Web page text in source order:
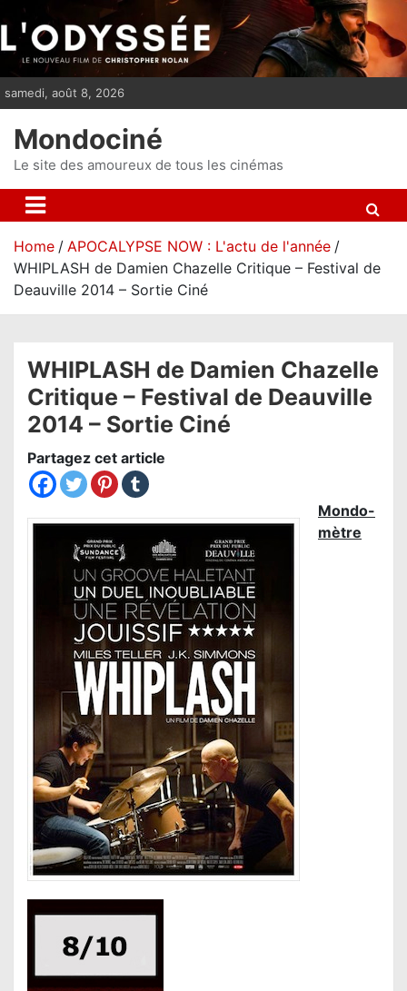
i
p
n
samedi, août 8, 2026
Mondociné
Le site des amoureux de tous les cinémas
Home
APOCALYPSE NOW : L'actu de l'année
WHIPLASH de Damien Chazelle Critique – Festival de
Deauville 2014 – Sortie Ciné
WHIPLASH de Damien Chazelle
Critique – Festival de Deauville
2014 – Sortie Ciné
Partagez cet article
Mondo-
mètre